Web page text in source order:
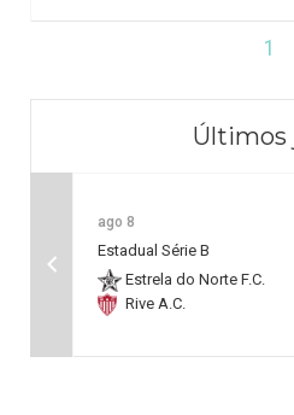
1
Últimos
ago 8
Estadual Série B
Estrela do Norte F.C.
Rive A.C.